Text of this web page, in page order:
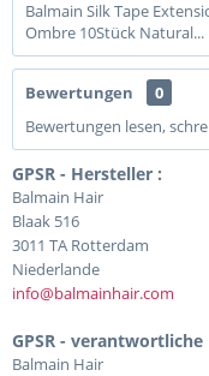
Balmain Silk Tape
Ombre 10Stück Natural...
Bewertungen
0
Bewertungen lesen,
GPSR - Hersteller :
Balmain Hair
Blaak 516
3011 TA Rotterdam
Niederlande
info@balmainhair.com
GPSR - verantwortliche
Balmain Hair